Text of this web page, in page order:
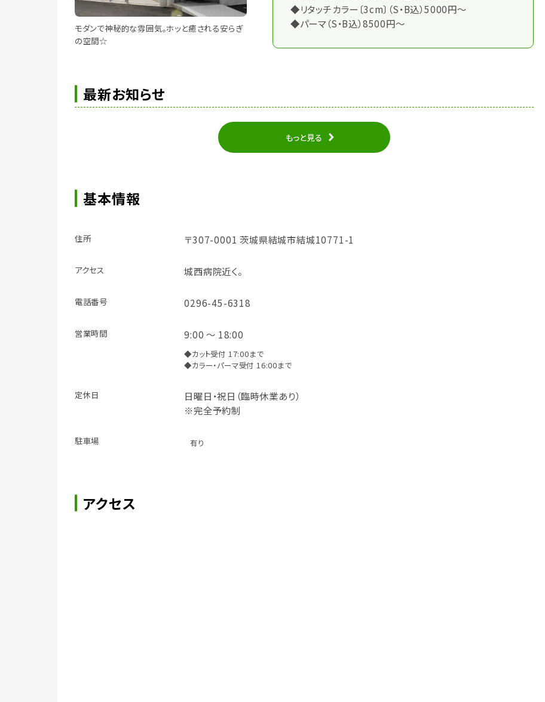
モダンで神秘的な雰囲気。ホッと癒される安らぎ
の空間☆
◆リタッチカラー〔3cm〕（S・B込）5000円～
◆パーマ（S・B込）8500円～
最新お知らせ
もっと見る
基本情報
住所 〒307-0001 茨城県結城市結城10771-1
アクセス 城西病院近く。
電話番号 0296-45-6318
営業時間 9:00 ～ 18:00
◆カット受付 17:00まで
◆カラー・パーマ受付 16:00まで
定休日
日曜日・祝日（臨時休業あり）
※完全予約制
駐車場 有り
アクセス